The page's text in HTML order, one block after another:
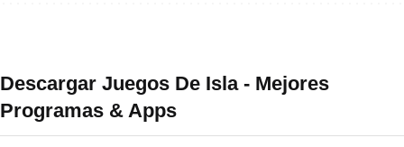
Descargar Juegos De Isla - Mejores
Programas & Apps